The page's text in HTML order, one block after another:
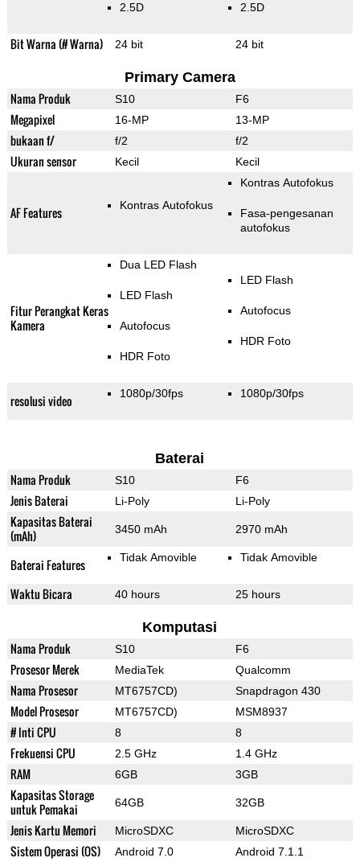
2.5D 2.5D
Bit Warna (# Warna) 24 bit 24 bit
Primary Camera
Nama Produk S10 F6
Megapixel 16-MP 13-MP
bukaan f/ f/2 f/2
Ukuran sensor Kecil Kecil
AF Features Kontras Autofokus
Kontras Autofokus
Fasa-pengesanan
autofokus
Fitur Perangkat Keras
Kamera
Dua LED Flash
LED Flash
Autofocus
HDR Foto
LED Flash
Autofocus
HDR Foto
resolusi video 1080p/30fps 1080p/30fps
Baterai
Nama Produk S10 F6
Jenis Baterai Li-Poly Li-Poly
Kapasitas Baterai
(mAh)
3450 mAh 2970 mAh
Baterai Features Tidak Amovible Tidak Amovible
Waktu Bicara 40 hours 25 hours
Komputasi
Nama Produk S10 F6
Prosesor Merek MediaTek Qualcomm
Nama Prosesor MT6757CD) Snapdragon 430
Model Prosesor MT6757CD) MSM8937
# Inti CPU 8 8
Frekuensi CPU 2.5 GHz 1.4 GHz
RAM 6GB 3GB
Kapasitas Storage
untuk Pemakai
64GB 32GB
Jenis Kartu Memori MicroSDXC MicroSDXC
Sistem Operasi (OS) Android 7.0 Android 7.1.1